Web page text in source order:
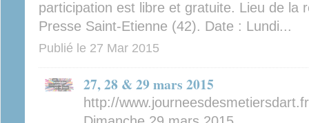
participation est libre et gratuite. Lieu de la
Presse Saint-Etienne (42). Date : Lundi...
Publié le 27 Mar 2015
27, 28 & 29 mars 2015
http://